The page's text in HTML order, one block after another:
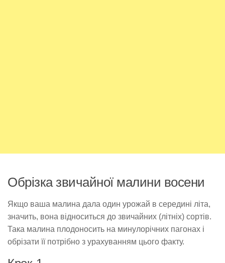
Обрізка звичайної малини восени
Якщо ваша малина дала один урожай в середині літа,
значить, вона відноситься до звичайних (літніх) сортів.
Така малина плодоносить на минулорічних пагонах і
обрізати її потрібно з урахуванням цього факту.